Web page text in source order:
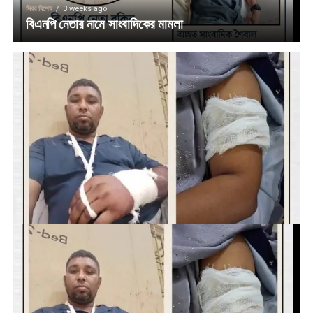
মিরর বিশেষ 3 weeks ago
বিএনপি নেতার নামে সাংবাদিকের মামলা